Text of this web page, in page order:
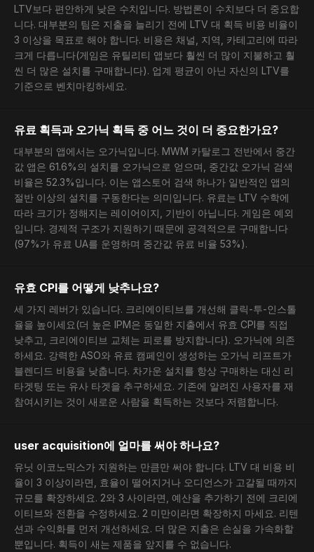
LTV보다 편안하게 낮은 수치입니다. 방법론이 수치보다 더 중요합
니다. 대부분의 팀은 지출을 늘리기 전에 LTV 대 획득 비용 비율이
3 이상을 목표로 해야 합니다. 비용은 채널, 지역, 카테고리에 따라
크게 다릅니다(게임은 유틸리티 앱보다 훨씬 더 많이 지불하고 훨
씬 더 많은 설치를 구매합니다). 업계 평균이 아닌 자신의 LTV를
기준으로 벤치마킹하세요.
유료 획득과 오가닉 획득 중 어느 것이 더 중요한가요?
대부분의 앱에서는 오가닉입니다. MWM 카탈로그 전반에서 중간
값 앱은 61.6%의 설치를 오가닉으로 얻으며, 중간값 오가닉 검색
비율은 52.3%입니다. 이는 앱스토어 검색 하나가 일반적인 앱의
절반 이상의 설치를 구동한다는 의미입니다. 유료는 LTV 수학에
따라 크기가 정해지는 레이어이지, 기반이 아닙니다. 게임은 예외
입니다. 경제적 구조가 지원하기 때문에 공격적으로 구매합니다
(97%가 유료 UA를 운영하며 중간값 유료 비율 53%).
유효 CPI를 어떻게 낮추나요?
세 가지 레버가 있습니다. 크리에이티브를 개선해 클릭-투-인스톨
율을 높이세요(더 높은 IPM은 동일한 지출에서 유효 CPI를 직접
낮추고, 크리에이티브 교체는 피로를 방지합니다). 오가닉에 의존
하세요. 강력한 ASO와 유료 캠페인이 생성하는 오가닉 리프트가
블렌디드 비용을 낮춥니다. 차가운 설치를 항상 구매하는 대신 리
타겟팅 또는 유사 타겟을 추구하세요. 기존에 알려진 사용자를 재
참여시키는 것이 새로운 사람을 획득하는 것보다 저렴합니다.
user acquisition에 얼마를 써야 하나요?
유닛 이코노믹스가 지원하는 만큼만 써야 합니다. LTV 대 비용 비
율이 3 이상이라면, 효율이 떨어지거나 오디언스가 고갈될 때까지
규모를 확장하세요. 2와 3 사이라면, 예산을 추가하기 전에 크리에
이티브와 전환을 수정하세요. 2 미만이라면 확장하지 마세요. 리텐
션과 수익화를 먼저 개선하세요. 더 많은 지출은 손실을 가속화할
뿐입니다. 획득이 새는 제품을 앞지를 수 없습니다.